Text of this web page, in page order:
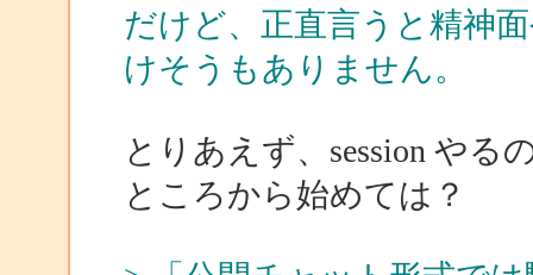
だけど、正直言うと精神
けそうもありません。
とりあえず、session や
ところから始めては？